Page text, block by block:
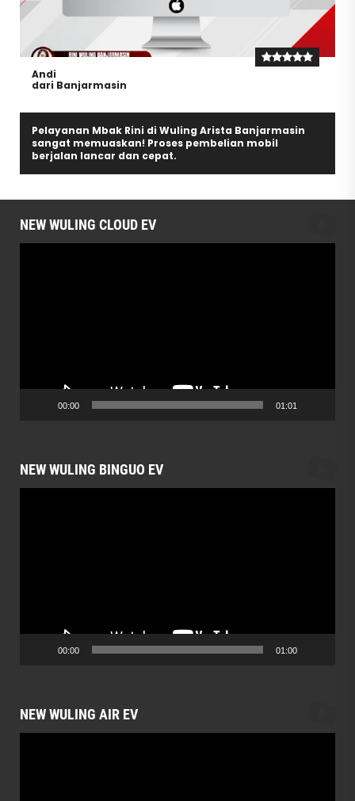
Andi
dari Banjarmasin
Pelayanan Mbak Rini di Wuling Arista Banjarmasin
sangat memuaskan! Proses pembelian mobil
berjalan lancar dan cepat.
NEW WULING CLOUD EV
00:00 01:01
NEW WULING BINGUO EV
00:00 01:00
NEW WULING AIR EV